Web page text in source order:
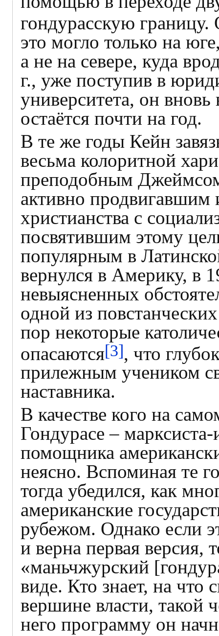
гондурасскую
это могло только на
а не на севере, куда
г., уже поступив в
университета, он вновь
остаётся почти на год.
В те же годы Кейн
весьма колоритной
преподобным
активно продвигавшим
христианства с
посвятившим этому
популярным в
вернулся в Америку, в
невыясненных
одной из
пор некоторые
опасаются[3], что
прилежным учеником
наставника.
В качестве кого на
Гондурасе –
помощника
неясно. Вспоминая те
тогда убедился, как
американские
рубежом. Однако если
и верна первая версия,
«маньчжурский
виде. Кто знает, на что
вершине власти, такой
него программу он